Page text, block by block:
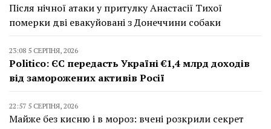
Після нічної атаки у притулку Анастасії Тихої
померки дві евакуйовані з Донеччини собаки
23:08 5 СЕРПНЯ, 2026
Politico: ЄС передасть Україні €1,4 млрд доходів
від заморожених активів Росії
22:57 5 СЕРПНЯ, 2026
Майже без кисню і в мороз: вчені розкрили секрет